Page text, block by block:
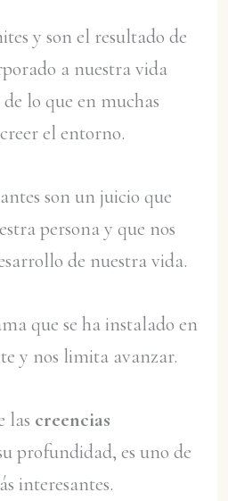
y son el resultado de
a nuestra vida
lo que en muchas
el entorno.
son un juicio que
persona y que nos
de nuestra vida.
que se ha instalado en
y nos limita avanzar.
las creencias
profundidad, es uno de
interesantes.